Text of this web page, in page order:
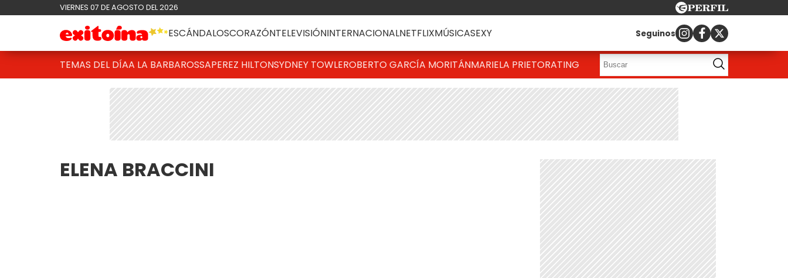
VIERNES 07 DE AGOSTO DEL 2026
ESCÁNDALOSCORAZÓNTELEVISIÓNINTERNACIONALNETFLIXMÚSICASEXY Seguinos
TEMAS DEL DÍAA LA BARBAROSSAPEREZ HILTONSYDNEY TOWLEROBERTO GARCÍA MORITÁNMARIELA PRIETORATING
ELENA BRACCINI